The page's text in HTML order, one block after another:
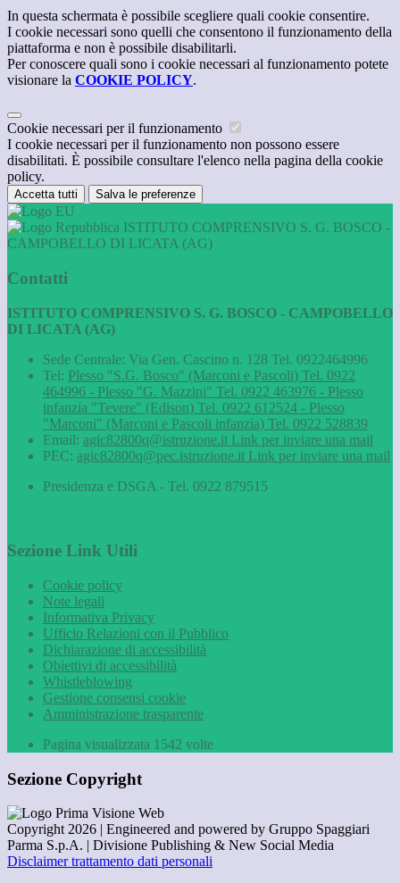
In questa schermata è possibile scegliere quali cookie consentire.
I cookie necessari sono quelli che consentono il funzionamento della
piattaforma e non è possibile disabilitarli.
Per conoscere quali sono i cookie necessari al funzionamento potete
visionare la COOKIE POLICY.
Cookie necessari per il funzionamento
I cookie necessari per il funzionamento non possono essere
disabilitati. È possibile consultare l'elenco nella pagina della cookie
policy.
Accetta tutti Salva le preferenze
ISTITUTO COMPRENSIVO S. G. BOSCO -
CAMPOBELLO DI LICATA (AG)
Contatti
ISTITUTO COMPRENSIVO S. G. BOSCO - CAMPOBELLO
DI LICATA (AG)
Sede Centrale: Via Gen. Cascino n. 128 Tel. 0922464996
Tel: Plesso "S.G. Bosco" (Marconi e Pascoli) Tel. 0922
464996 - Plesso "G. Mazzini" Tel. 0922 463976 - Plesso
infanzia "Tevere" (Edison) Tel. 0922 612524 - Plesso
"Marconi" (Marconi e Pascoli infanzia) Tel. 0922 528839
Email: agic82800q@istruzione.it Link per inviare una mail
PEC: agic82800q@pec.istruzione.it Link per inviare una mail
Presidenza e DSGA - Tel. 0922 879515
Sezione Link Utili
Cookie policy
Note legali
Informativa Privacy
Ufficio Relazioni con il Pubblico
Dichiarazione di accessibilità
Obiettivi di accessibilità
Whistleblowing
Gestione consensi cookie
Amministrazione trasparente
Pagina visualizzata 1542 volte
Sezione Copyright
Copyright 2026 | Engineered and powered by Gruppo Spaggiari
Parma S.p.A. | Divisione Publishing & New Social Media
Disclaimer trattamento dati personali